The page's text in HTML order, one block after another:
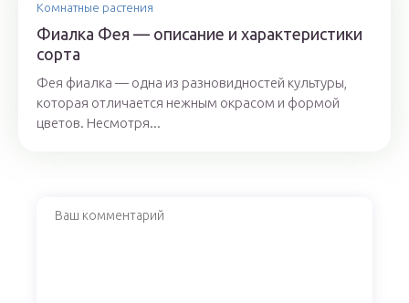
Комнатные растения
Фиалка Фея — описание и характеристики
сорта
Фея фиалка — одна из разновидностей культуры,
которая отличается нежным окрасом и формой
цветов. Несмотря...